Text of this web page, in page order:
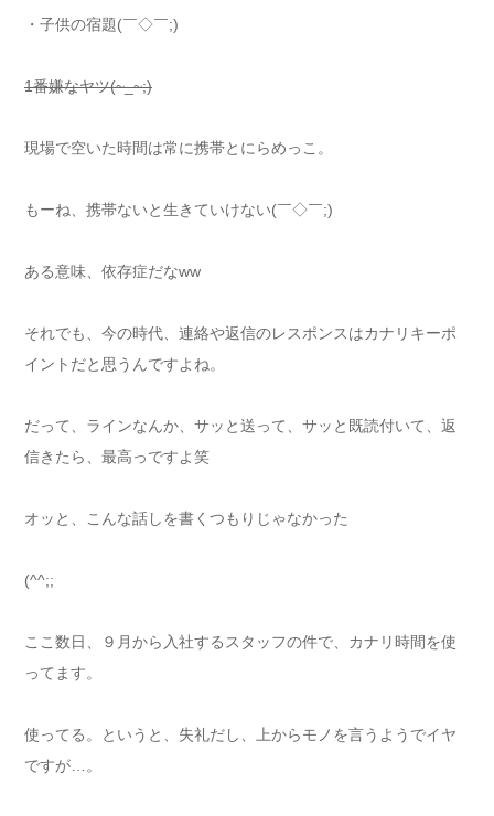
・子供の宿題(￣◇￣;)
1番嫌なヤツ(~_~;)
現場で空いた時間は常に携帯とにらめっこ。
もーね、携帯ないと生きていけない(￣◇￣;)
ある意味、依存症だなww
それでも、今の時代、連絡や返信のレスポンスはカナリキーポ
イントだと思うんですよね。
だって、ラインなんか、サッと送って、サッと既読付いて、返
信きたら、最高っですよ笑
オッと、こんな話しを書くつもりじゃなかった
(^^;;
ここ数日、９月から入社するスタッフの件で、カナリ時間を使
ってます。
使ってる。というと、失礼だし、上からモノを言うようでイヤ
ですが…。